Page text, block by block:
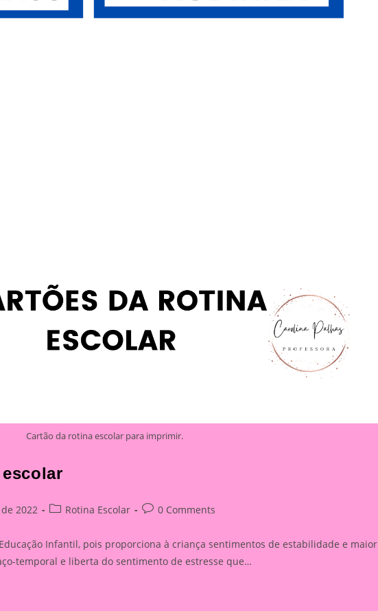
Cartão da rotina escolar para imprimir.
2022
PostRotina Escolar
Post0 Comments
Infantil, pois proporciona à criança sentimentos de estabilidade e maior
temporal e liberta do sentimento de estresse que…